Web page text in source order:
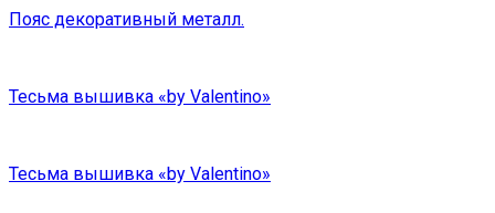
Пояс декоративный металл.
Тесьма вышивка «by Valentino»
Тесьма вышивка «by Valentino»